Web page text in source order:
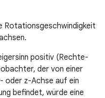
Rotationsgeschwindigkeit
positiv (Rechte-
der von einer
oder z-Achse auf ein
befindet, würde eine